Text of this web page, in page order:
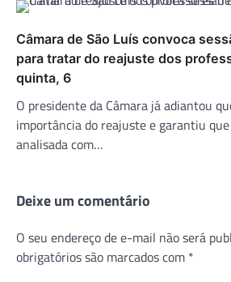
Câmara de São Luís convoca
para tratar do reajuste dos
quinta, 6
O presidente da Câmara já adiantou
importância do reajuste e garantiu
analisada com…
Deixe um comentário
O seu endereço de e-mail não será
obrigatórios são marcados com *